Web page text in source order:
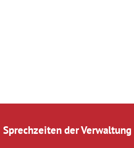
Sprechzeiten der Verwaltung